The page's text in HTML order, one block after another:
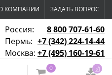
КОМПАНИИ ЗАДАТЬ ВОПРОС
Россия:
8 800 707-61-60
Пермь: +7 (342) 224-14-44
Москва: +7 (495) 160-19-61
0